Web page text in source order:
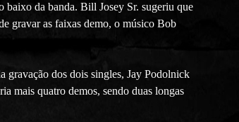
baixo da banda. Bill Josey Sr. sugeriu que
gravar as faixas demo, o músico Bob
gravação dos dois singles, Jay Podolnick
mais quatro demos, sendo duas longas